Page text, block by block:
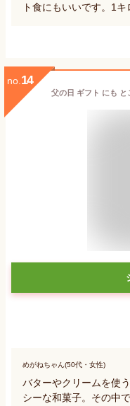
ト食にもいいです。1
no. 14
めがねちゃん(50代・女性)
バターやクリームを使
シーな和菓子。その中